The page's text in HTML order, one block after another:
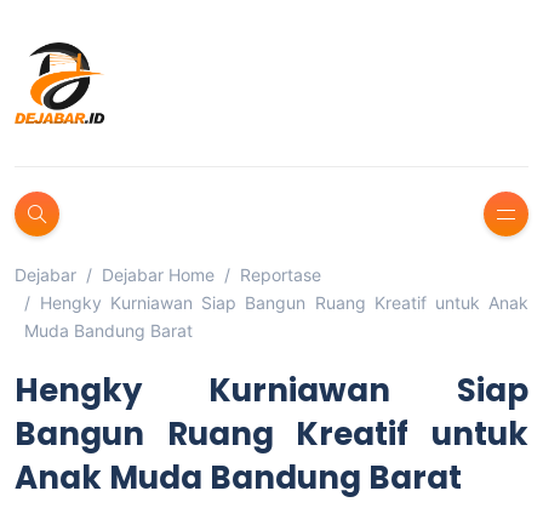
Dejabar Dejabar Home
Reportase
Hengky Kurniawan Siap Bangun Ruang Kreatif untuk Anak
Muda Bandung Barat
Hengky Kurniawan Siap
Bangun Ruang Kreatif untuk
Anak Muda Bandung Barat